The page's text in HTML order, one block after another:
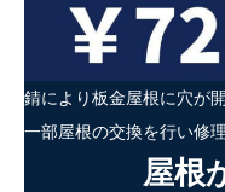
錆により板金屋根に穴が
一部屋根の交換を行い修
屋根